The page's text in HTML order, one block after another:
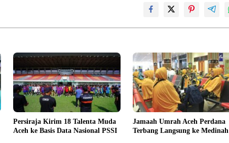
Persiraja Kirim 18 Talenta Muda
Aceh ke Basis Data Nasional PSSI
Jamaah Umrah Aceh Perdana
Terbang Langsung ke Medinah